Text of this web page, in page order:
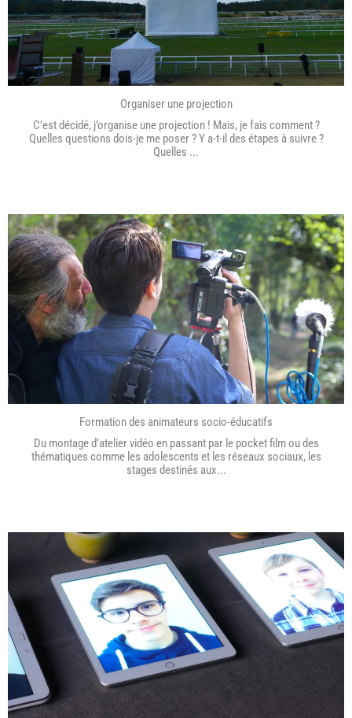
Organiser une projection
C’est décidé, j’organise une projection ! Mais, je fais comment ?
Quelles questions dois-je me poser ? Y a-t-il des étapes à suivre ?
Quelles ...
Formation des animateurs socio-éducatifs
Du montage d’atelier vidéo en passant par le pocket film ou des
thématiques comme les adolescents et les réseaux sociaux, les
stages destinés aux...